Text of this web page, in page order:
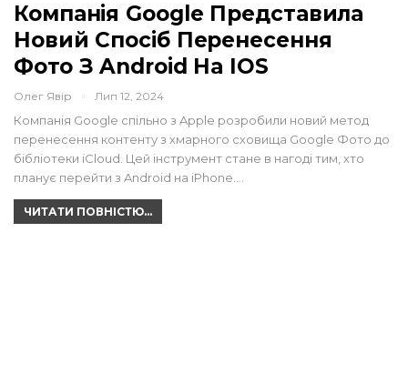
Компанія Google Представила
Новий Спосіб Перенесення
Фото З Android На IOS
Олег Явір Лип 12, 2024
Компанія Google спільно з Apple розробили новий метод
перенесення контенту з хмарного сховища Google Фото до
бібліотеки iCloud. Цей інструмент стане в нагоді тим, хто
планує перейти з Android на iPhone.…
ЧИТАТИ ПОВНІСТЮ...